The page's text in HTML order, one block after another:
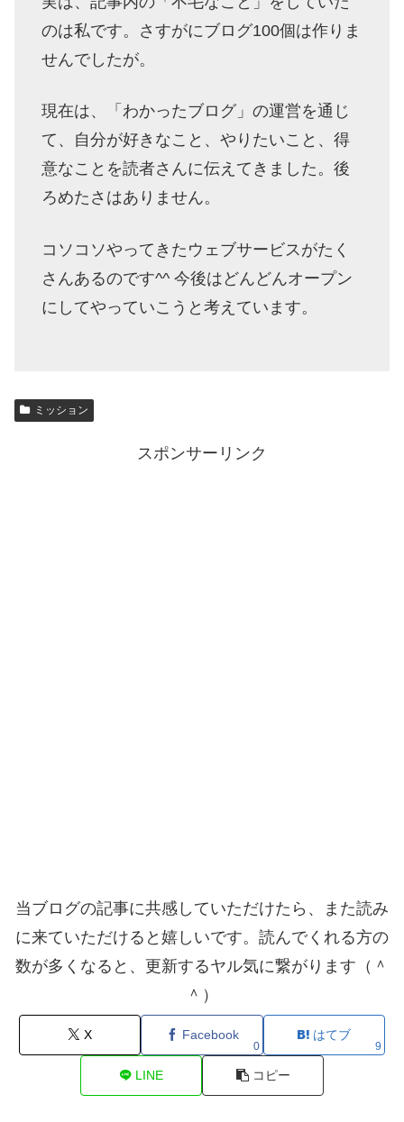
のは私です。さすがにブログ100個は作りま
せんでしたが。
現在は、「わかったブログ」の運営を通じ
て、自分が好きなこと、やりたいこと、得
意なことを読者さんに伝えてきました。後
ろめたさはありません。
コソコソやってきたウェブサービスがたく
さんあるのです^^ 今後はどんどんオープン
にしてやっていこうと考えています。
ミッション
スポンサーリンク
当ブログの記事に共感していただけたら、また読み
に来ていただけると嬉しいです。読んでくれる方の
数が多くなると、更新するヤル気に繋がります（＾
＾）
X Facebook
0
はてブ
9
LINE コピー